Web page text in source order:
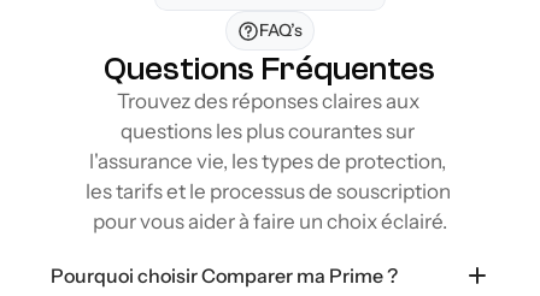
FAQ’s
Questions Fréquentes
Trouvez des réponses claires aux
questions les plus courantes sur
l'assurance vie, les types de protection,
les tarifs et le processus de souscription
pour vous aider à faire un choix éclairé.
Pourquoi choisir Comparer ma Prime ?